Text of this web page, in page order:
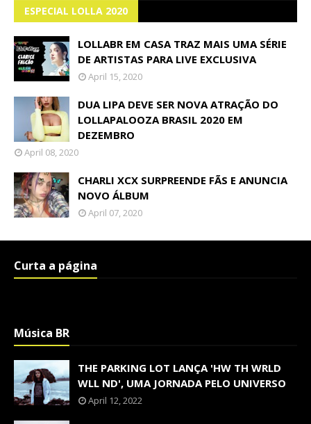
ESPECIAL LOLLA 2020
LOLLABR EM CASA TRAZ MAIS UMA SÉRIE
DE ARTISTAS PARA LIVE EXCLUSIVA
April 15, 2020
DUA LIPA DEVE SER NOVA ATRAÇÃO DO
LOLLAPALOOZA BRASIL 2020 EM
DEZEMBRO
April 08, 2020
CHARLI XCX SURPREENDE FÃS E ANUNCIA
NOVO ÁLBUM
April 07, 2020
Curta a página
Música BR
THE PARKING LOT LANÇA 'HW TH WRLD
WLL ND', UMA JORNADA PELO UNIVERSO
April 12, 2022